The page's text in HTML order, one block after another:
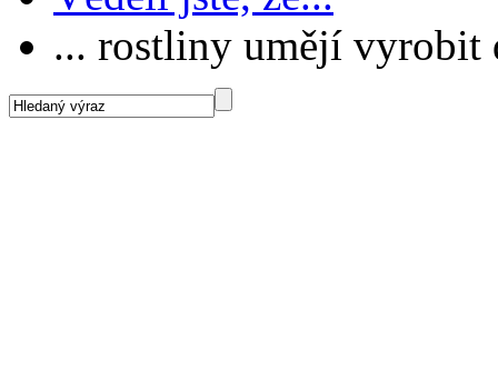
... rostliny umějí vyrobit